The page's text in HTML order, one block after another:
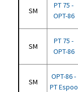
SM
PT 75 -
OPT-86
SM
PT 75 -
OPT-86
SM
OPT-86 -
PT Espoo